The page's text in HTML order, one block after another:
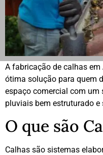
A fabricação de calhas
ótima solução para quem
espaço comercial com um
pluviais bem estruturado e
O que são
Calhas são sistemas